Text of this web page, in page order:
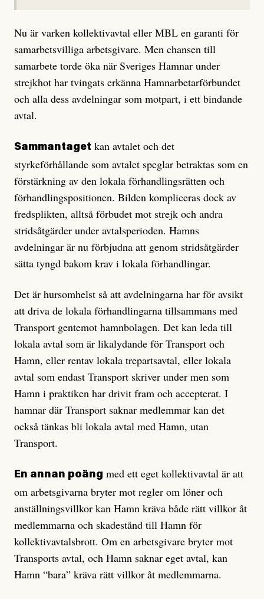
Nu är varken kollektivavtal eller MBL en garanti för
samarbetsvilliga arbetsgivare. Men chansen till
samarbete torde öka när Sveriges Hamnar under
strejkhot har tvingats erkänna Hamnarbetarförbundet
och alla dess avdelningar som motpart, i ett bindande
avtal.
Sammantaget kan avtalet och det
styrkeförhållande som avtalet speglar betraktas som en
förstärkning av den lokala förhandlingsrätten och
förhandlingspositionen. Bilden kompliceras dock av
fredsplikten, alltså förbudet mot strejk och andra
stridsåtgärder under avtalsperioden. Hamns
avdelningar är nu förbjudna att genom stridsåtgärder
sätta tyngd bakom krav i lokala förhandlingar.
Det är hursomhelst så att avdelningarna har för avsikt
att driva de lokala förhandlingarna tillsammans med
Transport gentemot hamnbolagen. Det kan leda till
lokala avtal som är likalydande för Transport och
Hamn, eller rentav lokala trepartsavtal, eller lokala
avtal som endast Transport skriver under men som
Hamn i praktiken har drivit fram och accepterat. I
hamnar där Transport saknar medlemmar kan det
också tänkas bli lokala avtal med Hamn, utan
Transport.
En annan poäng med ett eget kollektivavtal är att
om arbetsgivarna bryter mot regler om löner och
anställningsvillkor kan Hamn kräva både rätt villkor åt
medlemmarna och skadestånd till Hamn för
kollektivavtalsbrott. Om en arbetsgivare bryter mot
Transports avtal, och Hamn saknar eget avtal, kan
Hamn “bara” kräva rätt villkor åt medlemmarna.